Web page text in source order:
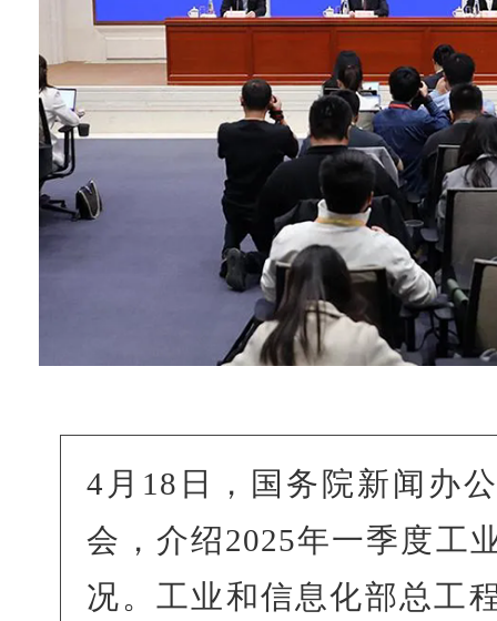
4月18日，国务院新闻办
会，介绍2025年一季度工
况。工业和信息化部总工